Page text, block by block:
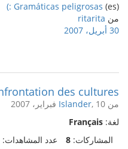
(es)
Gramáticas peligrosas :)
من ritarita
30 أبريل، 2007
des cultures...
من Islander, 10 فبراير، 2007
لغة: Français
المشاركات: 8 عدد المشاهدات: